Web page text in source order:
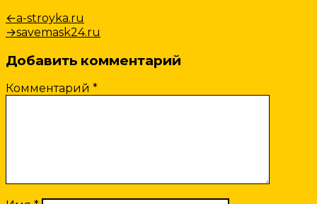
Навигация
по
записям
←Предыдущая
запись:
a-stroyka.ru
→Следующая
savemask24.ru
Добавить комментарий
Комментарий *